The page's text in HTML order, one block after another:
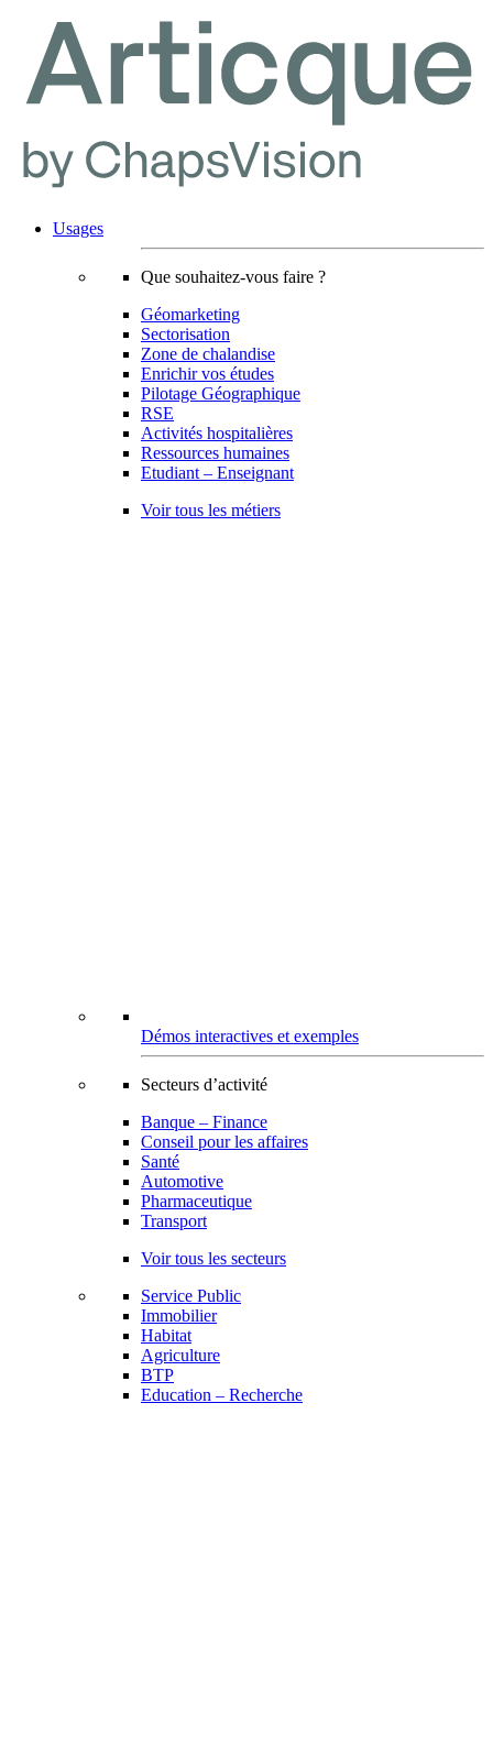
Usages
Que souhaitez-vous faire ?
Géomarketing
Sectorisation
Zone de chalandise
Enrichir vos études
Pilotage Géographique
RSE
Activités hospitalières
Ressources humaines
Etudiant – Enseignant
Voir tous les métiers
Démos interactives et exemples
Secteurs d’activité
Banque – Finance
Conseil pour les affaires
Santé
Automotive
Pharmaceutique
Transport
Voir tous les secteurs
Service Public
Immobilier
Habitat
Agriculture
BTP
Education – Recherche